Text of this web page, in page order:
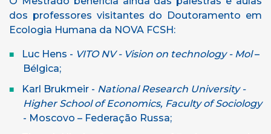
dos professores visitantes do Doutoramento em
Ecologia Humana da NOVA FCSH:
Luc Hens - VITO NV - Vision on technology - Mol–
Bélgica;
Karl Brukmeir - National Research University -
Higher School of Economics, Faculty of Sociology
- Moscovo – Federação Russa;